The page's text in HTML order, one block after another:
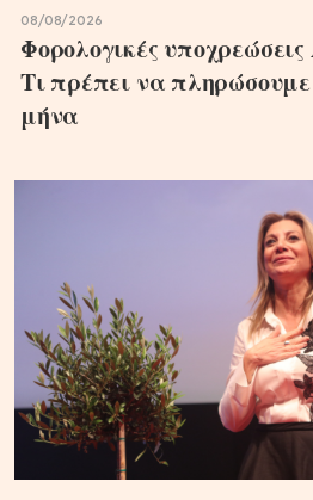
08/08/2026
Φορολογικές
Τι πρέπει να πληρώσουμε
μήνα